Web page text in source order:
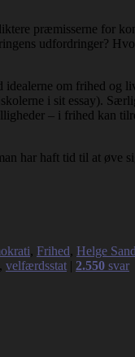
præmisserne for
udfordringer?
idealerne om frihed og
i sit essay).
– i frihed kan
har haft tid til at øve
, Frihed, Helge
, velfærdsstat | 2.550 svar